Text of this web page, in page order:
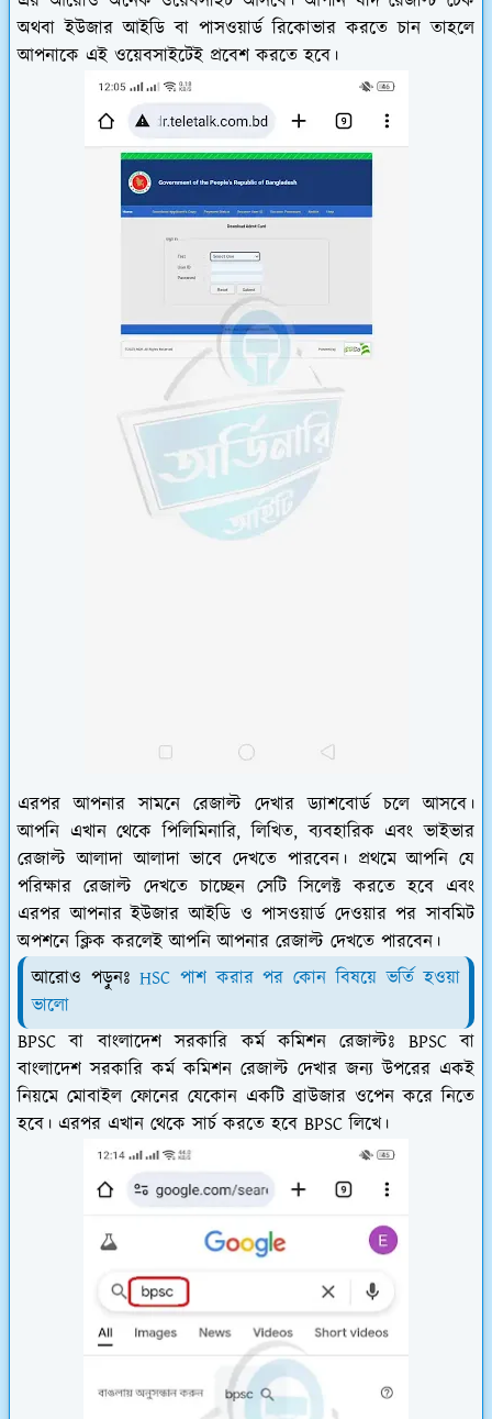
অথবা ইউজার আইডি বা পাসওয়ার্ড রিকোভার করতে চান তাহলে
আপনাকে এই ওয়েবসাইটেই প্রবেশ করতে হবে।
এরপর আপনার সামনে রেজাল্ট দেখার ড্যাশবোর্ড চলে আসবে।
আপনি এখান থেকে পিলিমিনারি, লিখিত, ব্যবহারিক এবং ভাইভার
রেজাল্ট আলাদা আলাদা ভাবে দেখতে পারবেন। প্রথমে আপনি যে
পরিক্ষার রেজাল্ট দেখতে চাচ্ছেন সেটি সিলেক্ট করতে হবে এবং
এরপর আপনার ইউজার আইডি ও পাসওয়ার্ড দেওয়ার পর সাবমিট
অপশনে ক্লিক করলেই আপনি আপনার রেজাল্ট দেখতে পারবেন।
আরোও পড়ুনঃ HSC পাশ করার পর কোন বিষয়ে ভর্তি হওয়া
ভালো
BPSC বা বাংলাদেশ সরকারি কর্ম কমিশন রেজাল্টঃ BPSC বা
বাংলাদেশ সরকারি কর্ম কমিশন রেজাল্ট দেখার জন্য উপরের একই
নিয়মে মোবাইল ফোনের যেকোন একটি ব্রাউজার ওপেন করে নিতে
হবে। এরপর এখান থেকে সার্চ করতে হবে BPSC লিখে।